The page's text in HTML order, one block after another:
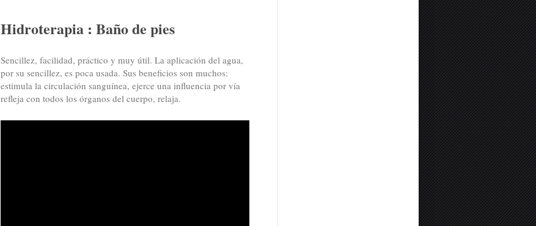
Hidroterapia : Baño de pies
Sencillez, facilidad, práctico y muy útil. La aplicación del agua,
por su sencillez, es poca usada. Sus beneficios son muchos:
estimula la circulación sanguínea, ejerce una influencia por vía
refleja con todos los órganos del cuerpo, relaja.